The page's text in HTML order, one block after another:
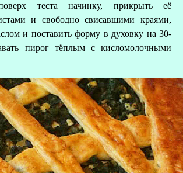
теста начинку, прикрыть её
и свободно свисавшими краями,
и поставить форму в духовку на 30-
пирог тёплым с кисломолочными